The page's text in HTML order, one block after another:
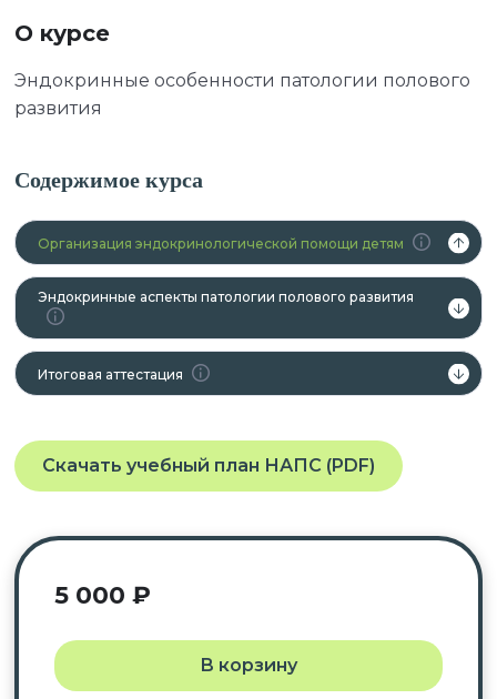
О курсе
Эндокринные особенности патологии полового
развития
Содержимое курса
Организация эндокринологической помощи детям
Эндокринные аспекты патологии полового развития
Итоговая аттестация
Скачать учебный план НАПС (PDF)
5 000 ₽
В корзину